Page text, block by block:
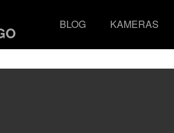
BLOG KAMERAS